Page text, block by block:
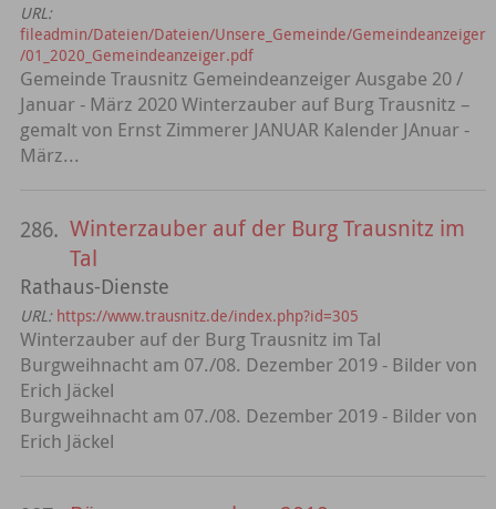
URL:
fileadmin/Dateien/Dateien/Unsere_Gemeinde/Gemeindeanzeiger
/01_2020_Gemeindeanzeiger.pdf
Gemeinde Trausnitz Gemeindeanzeiger Ausgabe 20 /
Januar - März 2020 Winterzauber auf Burg Trausnitz –
gemalt von Ernst Zimmerer JANUAR Kalender JAnuar -
März...
286. Winterzauber auf der Burg Trausnitz im
Tal
Rathaus-Dienste
URL: https://www.trausnitz.de/index.php?id=305
Winterzauber auf der Burg Trausnitz im Tal
Burgweihnacht am 07./08. Dezember 2019 - Bilder von
Erich Jäckel
Burgweihnacht am 07./08. Dezember 2019 - Bilder von
Erich Jäckel